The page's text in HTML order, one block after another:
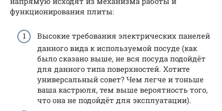
функционирования плиты:
Высокие требования электрических панелей
данного вида к используемой посуде (как
было сказано выше, не вся посуда подойдёт
для данного типа поверхностей. Хотите
универсальный совет? Чем легче и тоньше
ваша кастрюля, тем выше вероятность того,
что она не подойдёт для эксплуатации).